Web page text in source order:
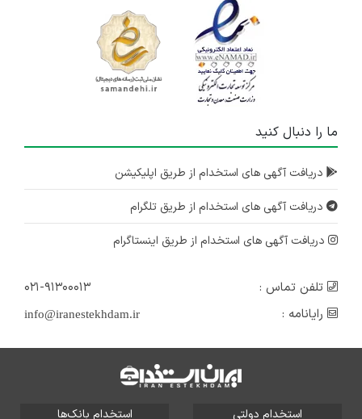
ما را دنبال کنید
دریافت آگهی های استخدام از طریق اپلیکیشن
دریافت آگهی های استخدام از طریق تلگرام
دریافت آگهی های استخدام از طریق اینستاگرام
تلفن تماس :
۰۲۱-۹۱۳۰۰۰۱۳
رایانامه :
info@iranestekhdam.ir
استخدام دولتی استخدام بانک‌ها